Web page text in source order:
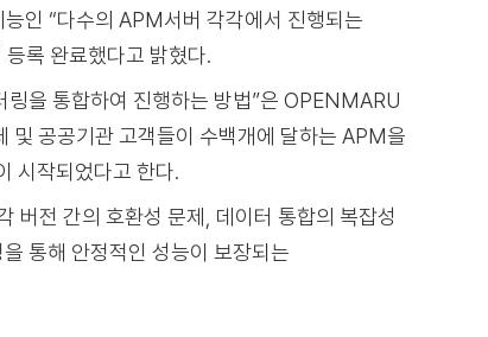
인 “다수의 APM서버 각각에서 진행되는
록 완료했다고 밝혔다.
을 통합하여 진행하는 방법”은 OPENMARU
공공기관 고객들이 수백개에 달하는 APM을
시작되었다고 한다.
버전 간의 호환성 문제, 데이터 통합의 복잡성
통해 안정적인 성능이 보장되는